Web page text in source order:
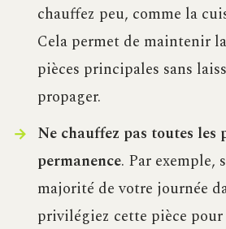
chauffez peu, comme la
Cela permet de maintenir
pièces principales sans
propager.
Ne chauffez pas toutes les
permanence. Par exemple,
majorité de votre journée
privilégiez cette pièce